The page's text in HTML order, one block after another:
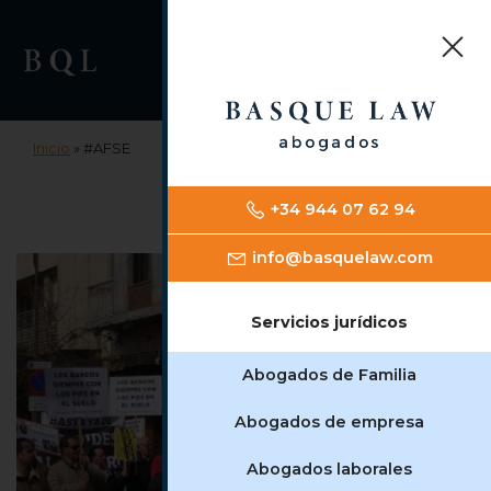
contenido
principal
+34 944 07 62 94
info@basquelaw.com
Servicios jurídicos
Abogados de Familia
Abogados de empresa
Abogados laborales
Inicio » #AFSE